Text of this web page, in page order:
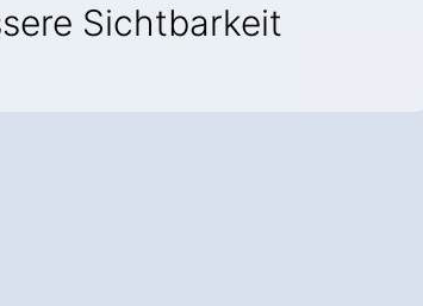
Sichtbarkeit